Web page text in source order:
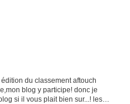
du classement aftouch
blog y participe! donc je
si il vous plait bien sur...! les